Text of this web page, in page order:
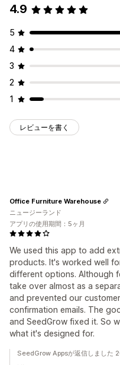
4.9
5
4
3
2
1
レビューを書く
We used this app to add
products. It's worked well
different options. Although
take over almost as a
and prevented our
confirmation emails. The
and SeedGrow fixed it. So
what it's designed for.
Office Furniture Warehouse
ニュージーランド
アプリの使用期間：5ヶ月
SeedGrow Appsが返信しました